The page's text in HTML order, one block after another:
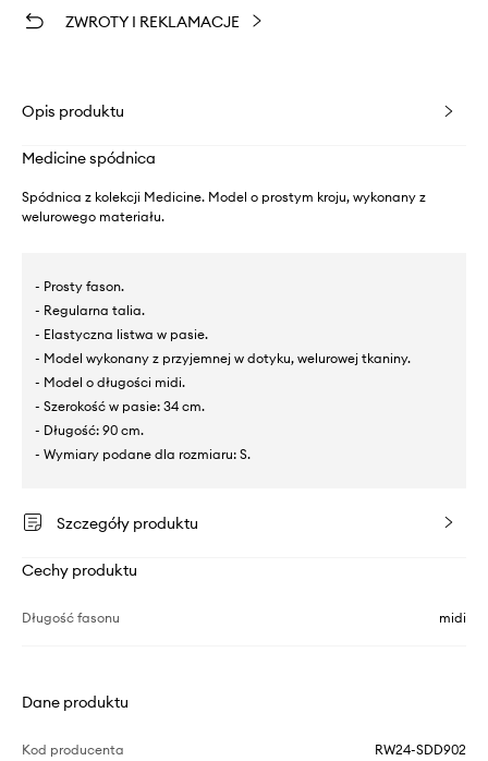
ZWROTY I REKLAMACJE
Opis produktu
Medicine spódnica
Spódnica z kolekcji Medicine. Model o prostym kroju, wykonany z
welurowego materiału.
- Prosty fason.
- Regularna talia.
- Elastyczna listwa w pasie.
- Model wykonany z przyjemnej w dotyku, welurowej tkaniny.
- Model o długości midi.
- Szerokość w pasie: 34 cm.
- Długość: 90 cm.
- Wymiary podane dla rozmiaru: S.
Szczegóły produktu
Cechy produktu
Długość fasonu midi
Dane produktu
Kod producenta RW24-SDD902